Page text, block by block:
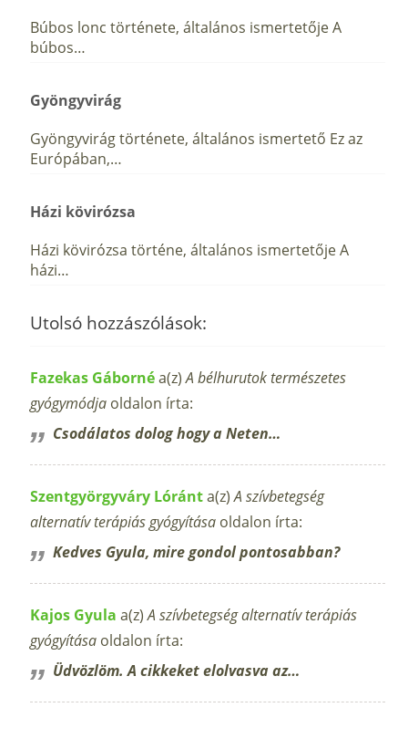
Búbos lonc története, általános ismertetője A
búbos…
Gyöngyvirág
Gyöngyvirág története, általános ismertető Ez az
Európában,…
Házi kövirózsa
Házi kövirózsa történe, általános ismertetője A
házi…
Utolsó hozzászólások:
Fazekas Gábornéa(z)A bélhurutok természetes
gyógymódja oldalon írta:
Csodálatos dolog hogy a Neten…
Szentgyörgyváry Lóránta(z)A szívbetegség
alternatív terápiás gyógyítása oldalon írta:
Kedves Gyula, mire gondol pontosabban?
Kajos Gyula a(z)A szívbetegség alternatív terápiás
gyógyítása oldalon írta:
Üdvözlöm. A cikkeket elolvasva az…